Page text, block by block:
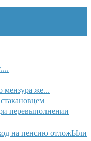
мензура же...
перевыполнении
на пенсию отложЫли